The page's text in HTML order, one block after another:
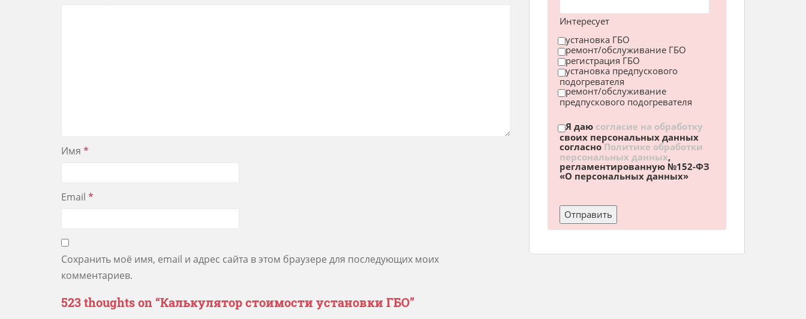
Имя *
Email *
Сохранить моё имя, email и адрес сайта в этом браузере для последующих моих
комментариев.
523 thoughts on “Калькулятор стоимости установки ГБО”
Интересует
установка ГБО
ремонт/обслуживание ГБО
регистрация ГБО
установка предпускового
подогревателя
ремонт/обслуживание
предпускового подогревателя
Я даю согласие на обработку
своих персональных данных
согласноПолитике обработки
персональных данных,
регламентированную №152-ФЗ
«О персональных данных»